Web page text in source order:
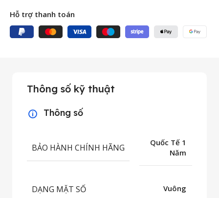
Hỗ trợ thanh toán
Thông số kỹ thuật
Thông số
BẢO HÀNH CHÍNH HÃNG
Quốc Tế 1
Năm
DẠNG MẶT SỐ Vuông